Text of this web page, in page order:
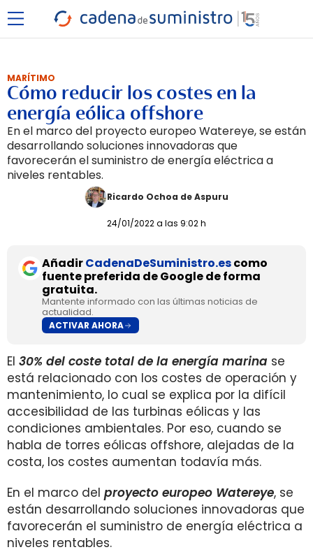
MARÍTIMO
Cómo reducir los costes en la
energía eólica offshore
En el marco del proyecto europeo Watereye, se están
desarrollando soluciones innovadoras que
favorecerán el suministro de energía eléctrica a
niveles rentables.
Ricardo Ochoa de Aspuru
24/01/2022 a las 9:02 h
AñadirCadenaDeSuministro.escomo
fuente preferida de Google de forma
gratuita.
Mantente informado con las últimas noticias de
actualidad.
ACTIVAR AHORA
El 30% del coste total de la energía marina se
está relacionado con los costes de operación y
mantenimiento, lo cual se explica por la difícil
accesibilidad de las turbinas eólicas y las
condiciones ambientales. Por eso, cuando se
habla de torres eólicas offshore, alejadas de la
costa, los costes aumentan todavía más.
En el marco del proyecto europeo Watereye, se
están desarrollando soluciones innovadoras que
favorecerán el suministro de energía eléctrica a
niveles rentables.